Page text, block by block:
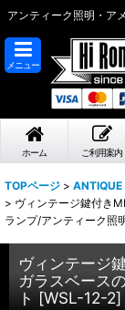
アンティーク照明・ア
メニュー
ホーム ご利用案内
TOPページ >
> ヴィンテージ鍵付き
ランプ/アンティーク照
ヴィンテージ
ガラスベース
ト [WSL-12-2]